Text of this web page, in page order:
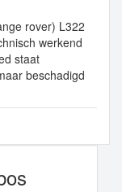
rover) L322
werkend
staat
beschadigd